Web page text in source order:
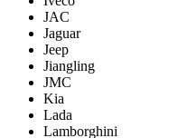
JAC
Jaguar
Jeep
Jiangling
JMC
Kia
Lada
Lamborghini